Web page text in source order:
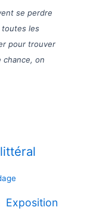
se perdre
toutes les
pour trouver
chance, on
Exposition